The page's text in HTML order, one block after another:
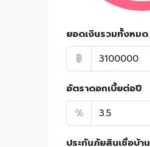
ยอดเงินรวมทั้งหมด
฿
อัตราดอกเบี้ยต่อปี
%
ประกันภัยสินเชื่อบ้าน